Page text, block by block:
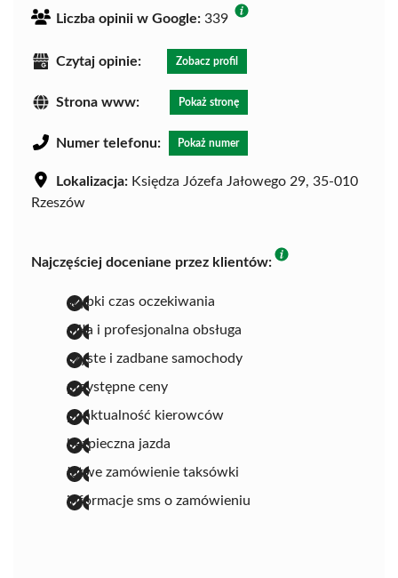
Liczba opinii w Google: 339
Czytaj opinie: Zobacz profil
Strona www: Pokaż stronę
Numer telefonu: Pokaż numer
Lokalizacja: Księdza Józefa Jałowego 29, 35-010
Rzeszów
Najczęściej doceniane przez klientów:
szybki czas oczekiwania
miła i profesjonalna obsługa
czyste i zadbane samochody
przystępne ceny
punktualność kierowców
bezpieczna jazda
łatwe zamówienie taksówki
informacje sms o zamówieniu